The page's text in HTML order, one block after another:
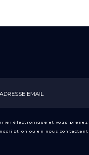
électronique et vous prenez
ou en nous contactant